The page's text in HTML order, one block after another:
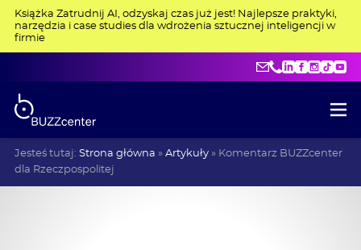
Książka Zatrudnij AI, odzyskaj czas już jest! Najlepsze praktyki,
narzędzia i case studies dla wdrożenia sztucznej inteligencji w
firmie
+48 515 275
LinkedIn
Jesteś tutaj: Strona główna » Artykuły» Komentarz BUZZcenter
dla Rzeczpospolitej